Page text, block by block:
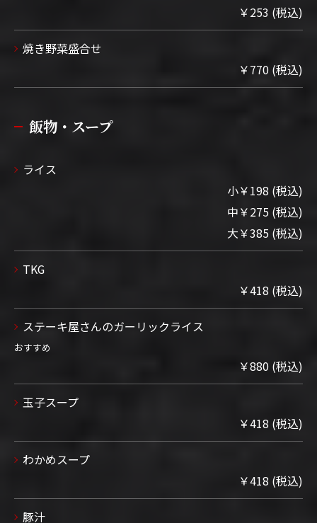
￥253 (税込)
焼き野菜盛合せ
￥770 (税込)
飯物・スープ
ライス
小￥198 (税込)
中￥275 (税込)
大￥385 (税込)
TKG
￥418 (税込)
ステーキ屋さんのガーリックライス
おすすめ
￥880 (税込)
玉子スープ
￥418 (税込)
わかめスープ
￥418 (税込)
豚汁